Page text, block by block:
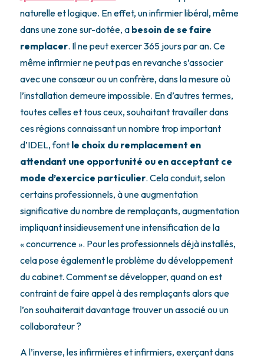
naturelle et logique. En effet, un infirmier libéral, même
dans une zone sur-dotée, a besoin de se faire
remplacer. Il ne peut exercer 365 jours par an. Ce
même infirmier ne peut pas en revanche s’associer
avec une consœur ou un confrère, dans la mesure où
l’installation demeure impossible. En d’autres termes,
toutes celles et tous ceux, souhaitant travailler dans
ces régions connaissant un nombre trop important
d’IDEL, font le choix du remplacement en
attendant une opportunité ou en acceptant ce
mode d’exercice particulier. Cela conduit, selon
certains professionnels, à une augmentation
significative du nombre de remplaçants, augmentation
impliquant insidieusement une intensification de la
« concurrence ». Pour les professionnels déjà installés,
cela pose également le problème du développement
du cabinet. Comment se développer, quand on est
contraint de faire appel à des remplaçants alors que
l’on souhaiterait davantage trouver un associé ou un
collaborateur ?
A l’inverse, les infirmières et infirmiers, exerçant dans